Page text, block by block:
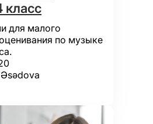
класс
для малого
по музыке